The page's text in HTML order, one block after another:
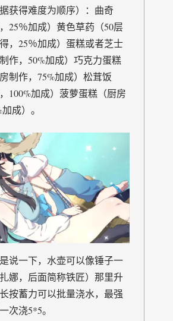
获得难度为顺序）：曲奇
，25％加成）黄色草药（50层
，25％加成）蛋糕或者芝士
作，50%加成）巧克力蛋糕
制作，75%加成）松茸饭
，100%加成）菠萝蛋糕（厨房
成）。
说一下，水壶可以像锤子一
娜，后面简称铁匠）那里升
按蓄力可以批量浇水，最强
次浇5*5。